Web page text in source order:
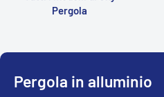
Pergola
Pergola in alluminio